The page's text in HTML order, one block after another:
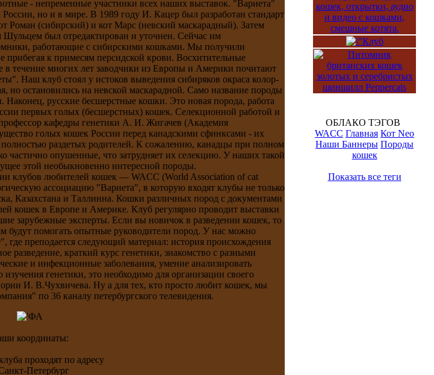
- непременные участники всех наших выставок. "Вариета"
но и в мире. В 1989 году И. Кацер был разработан стандарт
Роман (сибирский) и кот Марс (невский маскарадный). Затем
был отредактирован и уточнен. Сейчас им
работающие с сибирскими кошками. Мы получили
к примесям персидской крови. Восхитительные
течение многих лет заводчики из Европы и Америки почитают
Наш клуб стоял у истоков выведения сибиряков окраса колор-
но остановились на невской маскарадной. Само название породы
Наконец, русские бесшерстные кошки. Это новая порода, работа
первых голых (бесшерстных) кошек. Селекционной работой и
кафедры генетики А. И. Жигачев (Академия
голых кошек России перед канадскими сфинксами - их
полностью раздетых родителей. К сожалению, канадцы при полном
частично опушенные, что затрудняет их селекцию. У наших такой
этой необыкновенно интересной породы.
клубов любителей кошек — WACC (World Association of cat
ассоциацию "Вариета", в которую входят клубы не только
Казахстана и Таллинна. Кошки различных пород с документами
кошек в Европе и Америке. Клуб регулярно проводит выставки
зарубежные эксперты. Если вы новичок в разведении кошек, то
будут помогать опытные руководители пород. У нас можно
где преподается следующий материал: история происхождения
разведение, краткий курс генетики, знакомство с разными
и инфекционные заболевания, умение анализировать
генетики, это необходимо для организации своего
И. В.Чухвичева. Ну а для тех, кто просто любит кошек, мы
по 36 каналу петербургского телевидения.
координаты:
проходят по адресу
Петербург
ОБЛАКО ТЭГОВ
WACC Главная Кот Neo
Наши Баннеры Породы
кошек
Показать все теги